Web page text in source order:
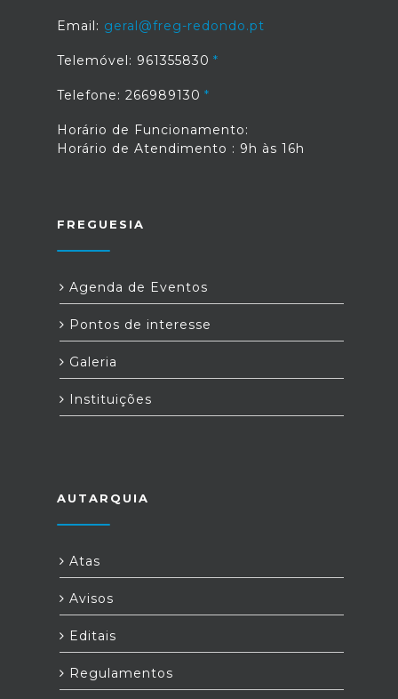
Email: geral@freg-redondo.pt
Telemóvel: 961355830
Telefone: 266989130
Horário de Funcionamento:
Horário de Atendimento : 9h às 16h
FREGUESIA
Agenda de Eventos
Pontos de interesse
Galeria
Instituições
AUTARQUIA
Atas
Avisos
Editais
Regulamentos